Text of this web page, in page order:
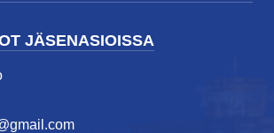
JÄSENASIOISSA